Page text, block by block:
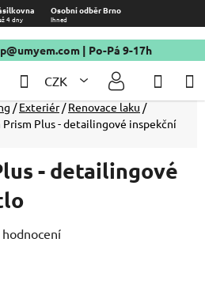
Osobní odběr Brno
4 dny Ihned
| Po-Pá 9-17h
CZK
Hledat
/ Exteriér / Renovace laku /
Prism Plus - detailingové inspekční
- detailingové